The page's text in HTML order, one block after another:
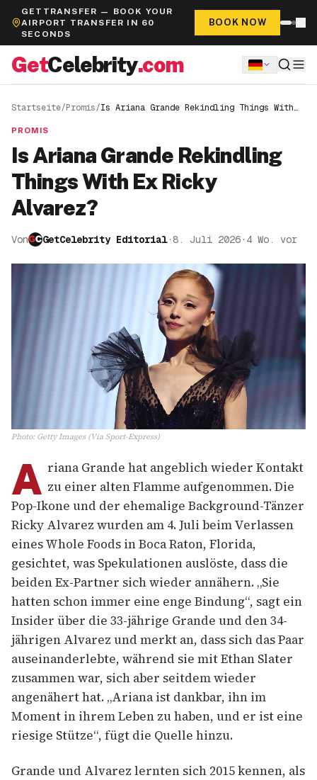
GETTRANSFER — BOOK YOUR
AIRPORT TRANSFER IN 60
SECONDS
BOOK NOW
GetCelebrity.com
Startseite/Promis/Is Ariana Grande Rekindling Things With
PROMIS
Is Ariana Grande Rekindling
Things With Ex Ricky
Alvarez?
Von GetCelebrity Editorial· 8. Juli 2026· 4 Wo. vor
Photo: Getty Images (Via Sport-Express)
A riana Grande hat angeblich wieder Kontakt
zu einer alten Flamme aufgenommen. Die
Pop-Ikone und der ehemalige Background-Tänzer
Ricky Alvarez wurden am 4. Juli beim Verlassen
eines Whole Foods in Boca Raton, Florida,
gesichtet, was Spekulationen auslöste, dass die
beiden Ex-Partner sich wieder annähern. „Sie
hatten schon immer eine enge Bindung“, sagt ein
Insider über die 33-jährige Grande und den 34-
jährigen Alvarez und merkt an, dass sich das Paar
auseinanderlebte, während sie mit Ethan Slater
zusammen war, sich aber seitdem wieder
angenähert hat. „Ariana ist dankbar, ihn im
Moment in ihrem Leben zu haben, und er ist eine
riesige Stütze“, fügt die Quelle hinzu.
Grande und Alvarez lernten sich 2015 kennen, als